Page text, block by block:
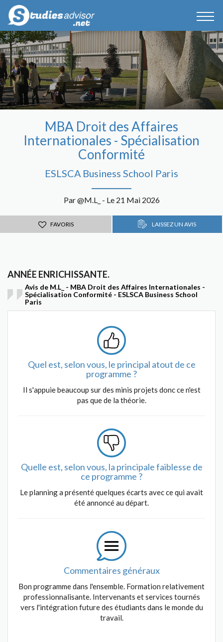
MBA Droit des Affaires
Internationales - Spécialisation
Conformité
ESLSCA Business School Paris
Par @M.L_ - Le 21 Mai 2026
FAVORIS LAISSEZ UN AVIS
ANNÉE ENRICHISSANTE.
Avis de M.L_ - MBA Droit des Affaires Internationales -
Spécialisation Conformité - ESLSCA Business School
Paris
Quel est, selon vous, le principal atout de ce
programme ?
Il s'appuie beaucoup sur des minis projets donc ce n'est
pas que de la théorie.
Quelle est, selon vous, la principale faiblesse de
ce programme ?
Le planning a présenté quelques écarts avec ce qui avait
été annoncé au départ.
Commentaires généraux
Bon programme dans l'ensemble. Formation relativement
professionnalisante. Intervenants et services tournés
vers l'intégration future des étudiants dans le monde du
travail.